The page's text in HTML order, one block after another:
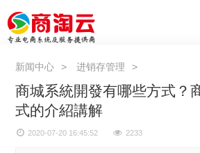
新闻中心 进销存管理
商城系統開發有哪些方式？
式的介紹講解
2020-07-20 16:45:52 2233